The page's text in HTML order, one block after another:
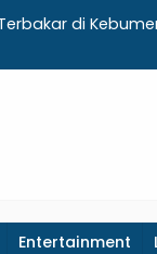
di
Entertainment